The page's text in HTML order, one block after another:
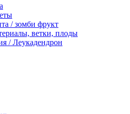
/ зомби фрукт
ветки, плоды
/ Леукадендрон